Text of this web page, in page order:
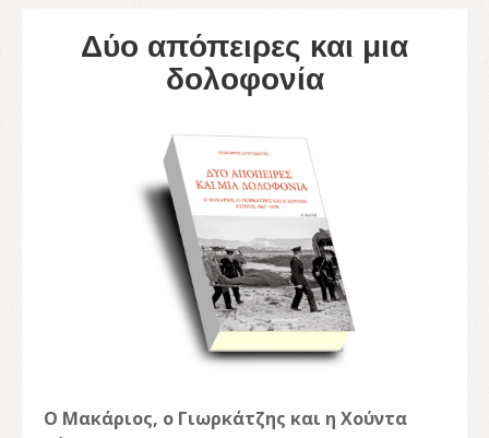
Δύο απόπειρες και μια
δολοφονία
Ο Μακάριος, ο Γιωρκάτζης και η Χούντα